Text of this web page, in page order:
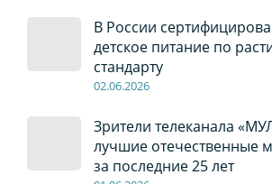
В России
детское питание по
стандарту
02.06.2026
Зрители телеканала
лучшие отечественные
за последние 25 лет